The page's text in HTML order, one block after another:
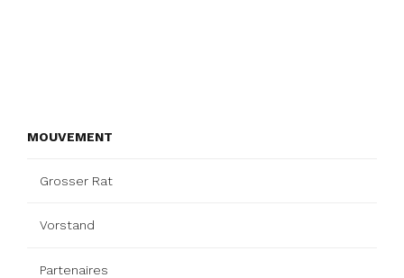
MOUVEMENT
Grosser Rat
Vorstand
Partenaires